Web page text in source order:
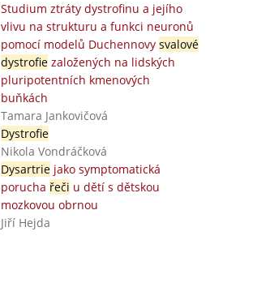
Studium ztráty dystrofinu a jejího
vlivu na strukturu a funkci neuronů
pomocí modelů Duchennovy svalové
dystrofiezaložených na lidských
pluripotentních kmenových
buňkách
Tamara Jankovičová
Dystrofie
Nikola Vondráčková
Dysartriejako symptomatická
porucha řeči u dětí s dětskou
mozkovou obrnou
Jiří Hejda